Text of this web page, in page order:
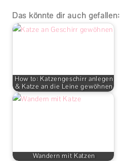
Das könnte dir auch gefallen:
How to: Katzengeschirr anlegen
& Katze an die Leine gewöhnen
Wandern mit Katzen